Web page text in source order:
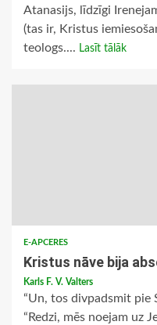
Atanasijs, līdzīgi
(tas ir, Kristus
teologs.... Lasīt tālāk
E-APCERES
Kristus nāve bija
Karls F. V. Valters
“Un, tos divpadsmit pie
“Redzi, mēs noejam uz